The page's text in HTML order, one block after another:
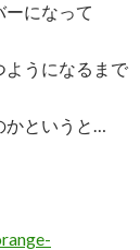
ーになって
ようになるまで
かというと…